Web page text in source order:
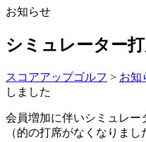
お知らせ
シミュレーター
スコアアップゴルフ > お知
しました
会員増加に伴いシミュレー
（的の打席がなくなりまし